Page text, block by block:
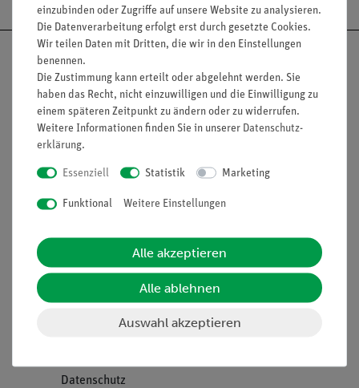
Nach oben
Informationen
Projekte und Lösungen
Stellenangebote
Datenschutz
Service
Beratung & Showroom
Inventarisierungs- &
Einräumservice
Inbetriebnahme & Schulungen
einzubinden oder Zugriffe auf unsere Website zu analysieren.
Die Datenverarbeitung erfolgt erst durch gesetzte Cookies.
Wir teilen Daten mit Dritten, die wir in den Einstellungen
benennen.
Die Zustimmung kann erteilt oder abgelehnt werden. Sie
haben das Recht, nicht einzuwilligen und die Einwilligung zu
einem späteren Zeitpunkt zu ändern oder zu widerrufen.
Weitere Informationen finden Sie in unserer Daten­schutz­
erklärung.
Essenziell Statistik Marketing
Funktional Weitere Einstellungen
Alle akzeptieren
Alle ablehnen
Auswahl akzeptieren